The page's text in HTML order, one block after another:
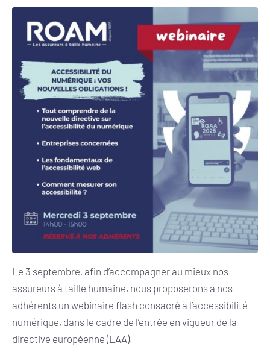
Le 3 septembre, afin d’accompagner au mieux nos
assureurs à taille humaine, nous proposerons à nos
adhérents un webinaire flash consacré à l’accessibilité
numérique, dans le cadre de l’entrée en vigueur de la
directive européenne (EAA).